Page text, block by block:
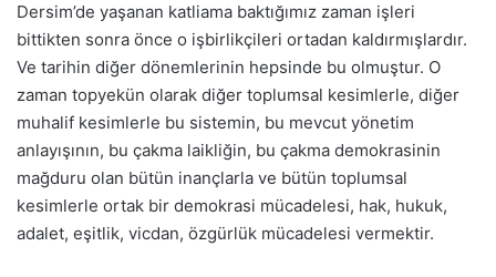
Dersim’de yaşanan katliama baktığımız zaman işleri
bittikten sonra önce o işbirlikçileri ortadan kaldırmışlardır.
Ve tarihin diğer dönemlerinin hepsinde bu olmuştur. O
zaman topyekün olarak diğer toplumsal kesimlerle, diğer
muhalif kesimlerle bu sistemin, bu mevcut yönetim
anlayışının, bu çakma laikliğin, bu çakma demokrasinin
mağduru olan bütün inançlarla ve bütün toplumsal
kesimlerle ortak bir demokrasi mücadelesi, hak, hukuk,
adalet, eşitlik, vicdan, özgürlük mücadelesi vermektir.